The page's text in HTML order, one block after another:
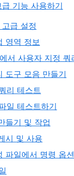
기능 사용하기
급 설정
영역 정보
서 사용자 지정 쿼
도구 모음 만들기
리 테스트
일 테스트하기
들기 및 작업
시 및 사용
파일에서 명령 옵